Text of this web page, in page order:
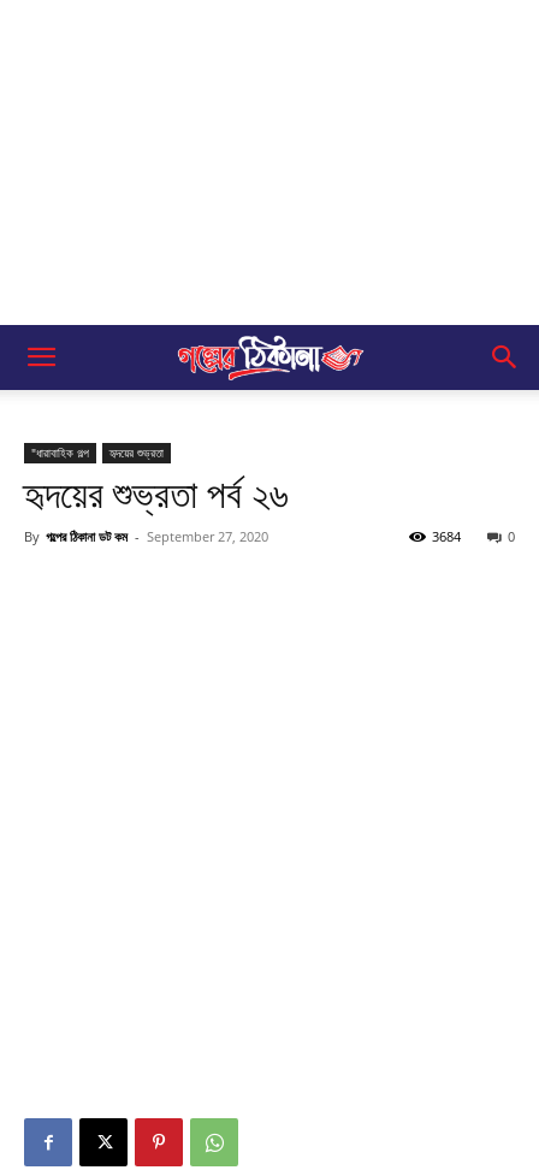
"ধারাবাহিক গল্প হৃদয়ের শুভ্রতা
হৃদয়ের শুভ্রতা পর্ব ২৬
By গল্পের ঠিকানা ডট কম - September 27, 2020 0
3684